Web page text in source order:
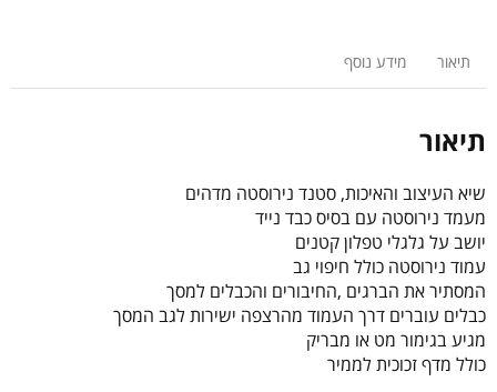
נייד
תיאור מידע נוסף
תיאור
שיא העיצוב והאיכות, סטנד נירוסטה מדהים
מעמד נירוסטה עם בסיס כבד נייד
יושב על גלגלי טפלון קטנים
עמוד נירוסטה כולל חיפוי גב
המסתיר את הברגים ,החיבורים והכבלים למסך
כבלים עוברים דרך העמוד מהרצפה ישירות לגב המסך
מגיע בגימור מט או מבריק
כולל מדף זכוכית לממיר